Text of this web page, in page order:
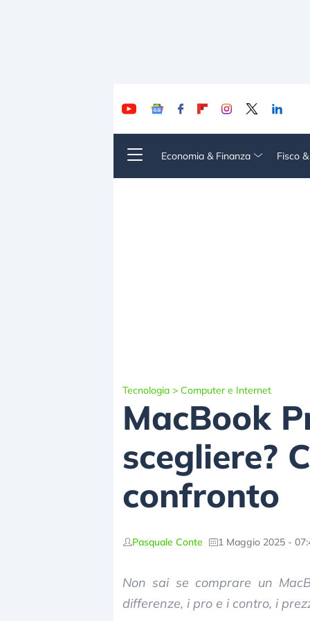
Economia & Finanza Fisco
Tecnologia > Computer e Internet
MacBook
scegliere?
confronto
Pasquale Conte 1 Maggio 2025 -
Non sai se comprare un
differenze, i pro e i contro, i